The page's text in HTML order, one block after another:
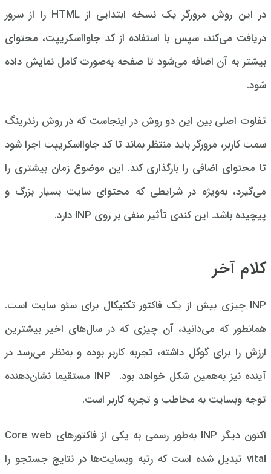
در این روش مرورگر یک نسخه ابتدایی از HTML را از سرور
دریافت می‌کند، سپس با استفاده از کد جاوااسکریپت، محتوای
بیشتر به آن اضافه می‌شود تا صفحه به‌صورت کامل نمایش داده
شود.
تفاوت اصلی بین این دو روش در اینجاست که در روش رندرینگ
سمت کاربر، مرورگر باید منتظر بماند تا کد جاوااسکریپت اجرا شود
تا محتوای اضافی را بارگذاری کند. این موضوع زمان بیشتری را
می‌گیرد، به‌ویژه در شرایطی که محتوای سایت بسیار بزرگ و
پیچیده باشد. این کندی تأثیر منفی بر روی INP دارد.
کلام آخر
INP چیزی بیش از یک فاکتور تکنیکال برای سئو سایت است.
همانطور که می‌دانید، آن چیزی که در سال‌های اخیر بیشترین
ارزش را برای گوگل داشته، تجربه کاربر بوده و به‌نظر می‌رسد در
آینده نیز به‌همین شکل خواهد بود. INP مستقیما نشان‌دهنده
توجه وبسایت به مخاطب و تجربه کاربر است.
اکنون دیگر INP به‌طور رسمی به یکی از فاکتورهای Core web
vital تبدیل شده است که رتبه وبسایت‌ها در نتایج جستجو را